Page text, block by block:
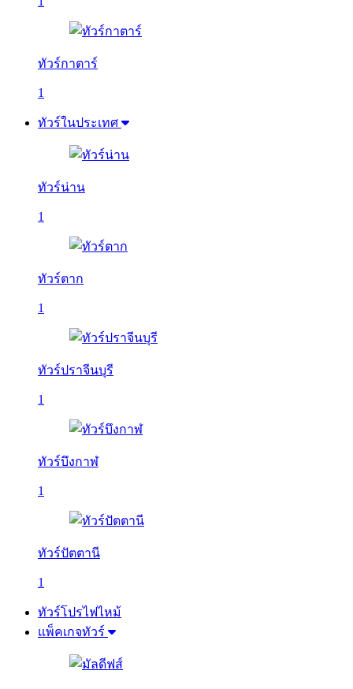
ทัวร์กาตาร์
1
ทัวร์ในประเทศ
ทัวร์น่าน
1
ทัวร์ตาก
1
ทัวร์ปราจีนบุรี
1
ทัวร์บึงกาฬ
1
ทัวร์ปัตตานี
1
ทัวร์โปรไฟไหม้
แพ็คเกจทัวร์